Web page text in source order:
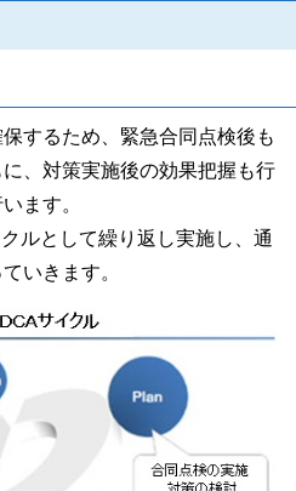
するため、緊急合同点検後も
、対策実施後の効果把握も行
ます。
ルとして繰り返し実施し、通
いきます。